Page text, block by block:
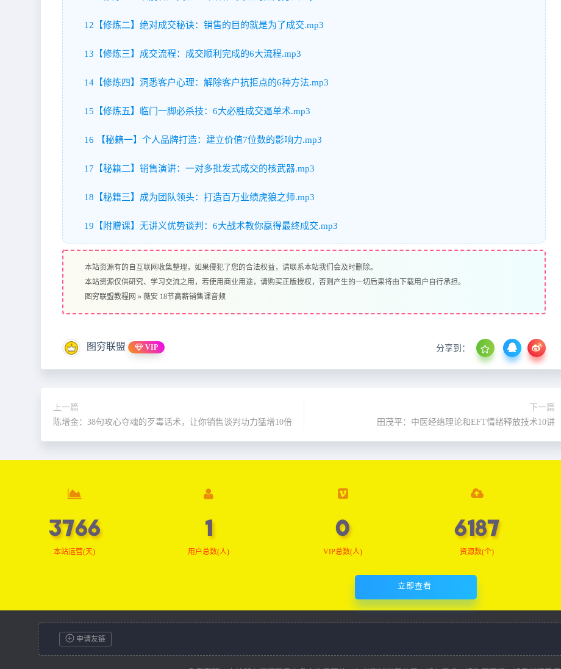
12【修炼二】绝对成交秘诀：销售的目的就是为了成交.mp3
13【修炼三】成交流程：成交顺利完成的6大流程.mp3
14【修炼四】洞悉客户心理：解除客户抗拒点的6种方法.mp3
15【修炼五】临门一脚必杀技：6大必胜成交逼单术.mp3
16 【秘籍一】个人品牌打造：建立价值7位数的影响力.mp3
17【秘籍二】销售演讲：一对多批发式成交的核武器.mp3
18【秘籍三】成为团队领头：打造百万业绩虎狼之师.mp3
19【附赠课】无讲义优势谈判：6大战术教你赢得最终成交.mp3
本站资源有的自互联网收集整理，如果侵犯了您的合法权益，请联系本站我们会及时删除。
本站资源仅供研究、学习交流之用，若使用商业用途，请购买正版授权，否则产生的一切后果将由下载用户自行承担。
图穷联盟教程网 » 薇安 18节高薪销售课音频
图穷联盟 VIP 分享到：
上一篇
陈增金：38句攻心夺魂的歹毒话术，让你销售谈判功力猛增10倍
下一篇
田茂平：中医经络理论和EFT情绪释放技术10讲
3766
本站运营(天)
1
用户总数(人)
0
VIP总数(人)
6187
资源数(个)
立即查看
申请友链